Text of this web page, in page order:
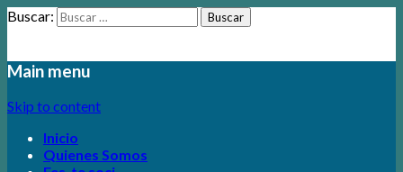
Buscar:
Main menu
Skip to content
Inicio
Quienes Somos